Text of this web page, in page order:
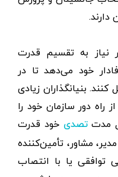
نیاز به تقسیم قدرت
خود می‌دهد تا در
بنیانگذاران زیادی
راه دور سازمان خود را
مدتتصدی خود قدرت
مشاور، تأمین‌کننده
توافقی یا با انتصاب